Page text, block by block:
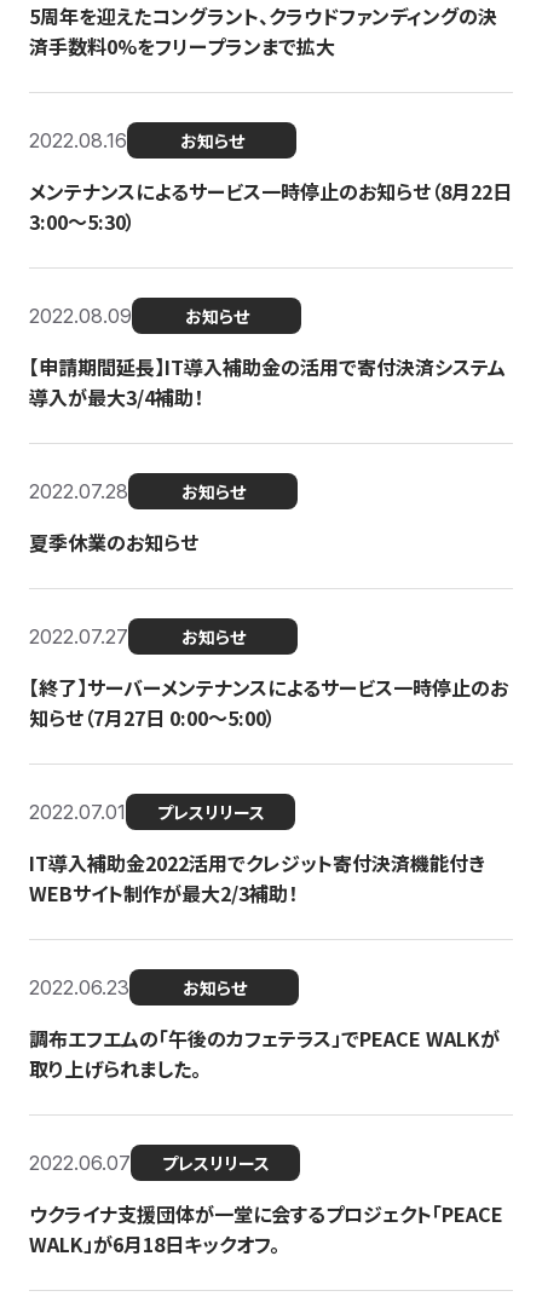
5周年を迎えたコングラント、クラウドファンディングの決
済手数料0%をフリープランまで拡大
2022.08.16 お知らせ
メンテナンスによるサービス一時停止のお知らせ（8月22日
3:00〜5:30）
2022.08.09 お知らせ
【申請期間延長】IT導入補助金の活用で寄付決済システム
導入が最大3/4補助！
2022.07.28 お知らせ
夏季休業のお知らせ
2022.07.27 お知らせ
【終了】サーバーメンテナンスによるサービス一時停止のお
知らせ（7月27日 0:00〜5:00）
2022.07.01 プレスリリース
IT導入補助金2022活用でクレジット寄付決済機能付き
WEBサイト制作が最大2/3補助！
2022.06.23 お知らせ
調布エフエムの「午後のカフェテラス」でPEACE WALKが
取り上げられました。
2022.06.07 プレスリリース
ウクライナ支援団体が一堂に会するプロジェクト「PEACE
WALK」が6月18日キックオフ。